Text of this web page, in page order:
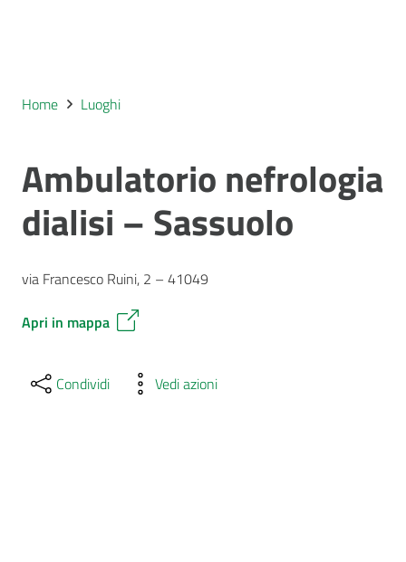
Home Luoghi
Ambulatorio nefrologia
dialisi – Sassuolo
via Francesco Ruini, 2 – 41049
Apri in mappa
Condividi Vedi azioni